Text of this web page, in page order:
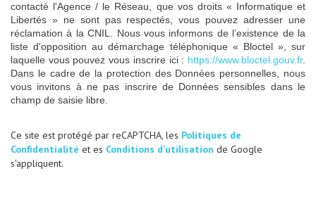
contacté l'Agence / le Réseau, que vos droits « Informatique et
Libertés » ne sont pas respectés, vous pouvez adresser une
réclamation à la CNIL. Nous vous informons de l’existence de la
liste d'opposition au démarchage téléphonique « Bloctel », sur
laquelle vous pouvez vous inscrire ici : https://www.bloctel.gouv.fr.
Dans le cadre de la protection des Données personnelles, nous
vous invitons à ne pas inscrire de Données sensibles dans le
champ de saisie libre.
Ce site est protégé par reCAPTCHA, les Politiques de
Confidentialité et es Conditions d'utilisation de Google
s'appliquent.